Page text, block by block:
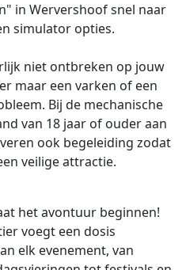
in Wervershoof snel naar
simulator opties.
niet ontbreken op jouw
maar een varken of een
Bij de mechanische
van 18 jaar of ouder aan
ook begeleiding zodat
veilige attractie.
het avontuur beginnen!
voegt een dosis
elk evenement, van